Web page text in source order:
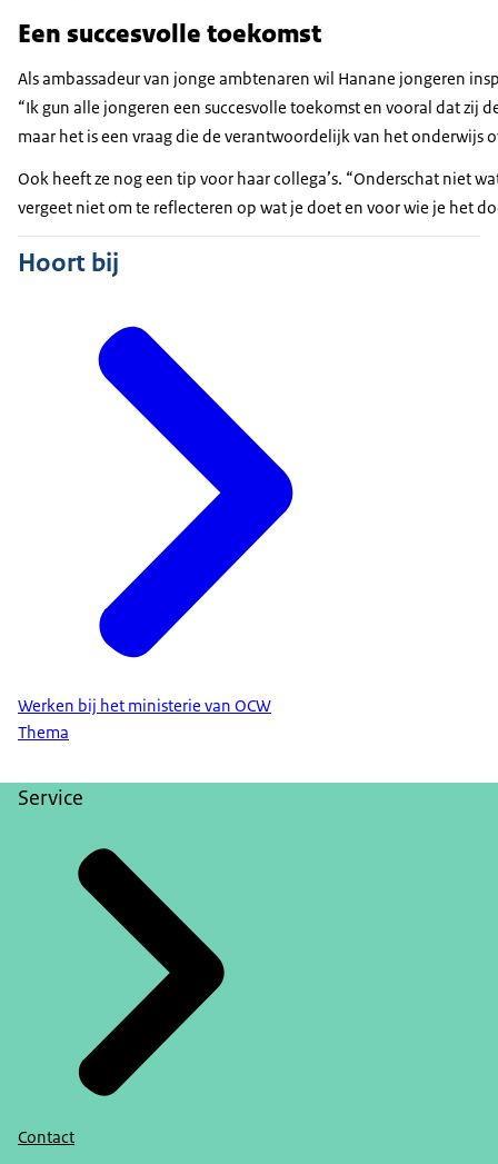
Een succesvolle toekomst
Als ambassadeur van jonge ambtenaren wil Hanane jongeren
“Ik gun alle jongeren een succesvolle toekomst en vooral dat zij
maar het is een vraag die de verantwoordelijk van het onderwijs
Ook heeft ze nog een tip voor haar collega’s. “Onderschat niet
vergeet niet om te reflecteren op wat je doet en voor wie je het
Hoort bij
Werken bij het ministerie van OCW
Thema
Service
Contact